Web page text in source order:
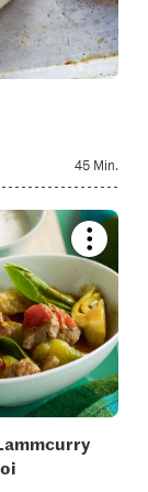
45 Min.
recipe
or
add
it
to
your